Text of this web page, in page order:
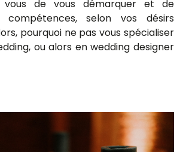
vous de vous démarquer et de
compétences, selon vos désirs
pourquoi ne pas vous spécialiser
ou alors en wedding designer